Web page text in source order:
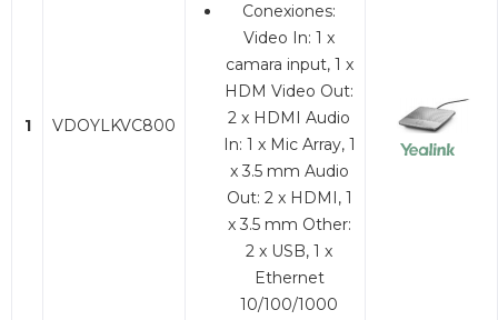
1 VDOYLKVC800
Conexiones:
Video In: 1 x
camara input, 1 x
HDM Video Out:
2 x HDMI Audio
In: 1 x Mic Array, 1
x 3.5 mm Audio
Out: 2 x HDMI, 1
x 3.5 mm Other:
2 x USB, 1 x
Ethernet
10/100/1000